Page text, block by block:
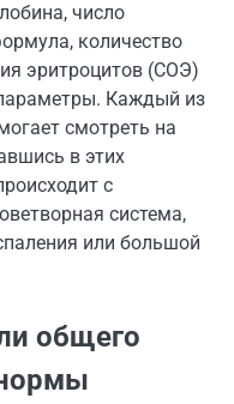
число
количество
эритроцитов (СОЭ)
Каждый из
смотреть на
в этих
с
система,
или большой
общего